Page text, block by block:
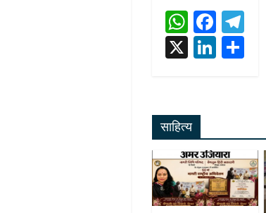
W
h
at
A
p
p
F
ac
e
o
k
m
X Li
dI
n
साहित्य